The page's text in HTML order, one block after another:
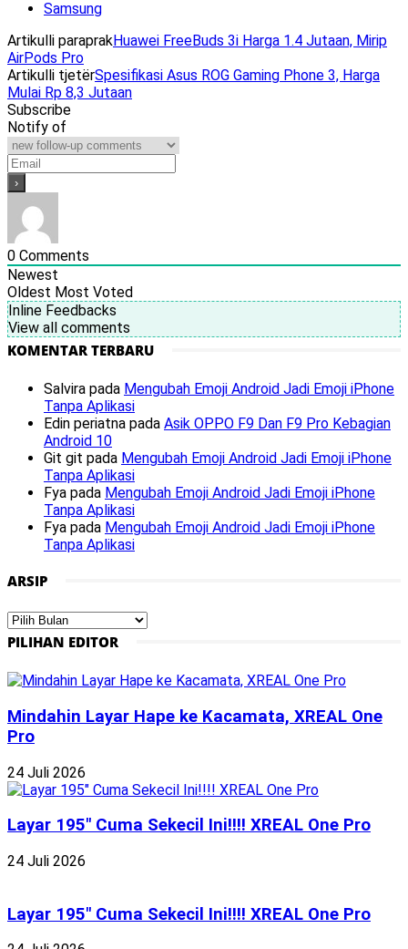
Samsung
Artikulli paraprakHuawei FreeBuds 3i Harga 1.4 Jutaan, Mirip
AirPods Pro
Artikulli tjetërSpesifikasi Asus ROG Gaming Phone 3, Harga
Mulai Rp 8,3 Jutaan
Subscribe
Notify of
0 Comments
Newest
Oldest Most Voted
Inline Feedbacks
View all comments
KOMENTAR TERBARU
Salvira pada Mengubah Emoji Android Jadi Emoji iPhone
Tanpa Aplikasi
Edin periatna pada Asik OPPO F9 Dan F9 Pro Kebagian
Android 10
Git git pada Mengubah Emoji Android Jadi Emoji iPhone
Tanpa Aplikasi
Fya pada Mengubah Emoji Android Jadi Emoji iPhone
Tanpa Aplikasi
Fya pada Mengubah Emoji Android Jadi Emoji iPhone
Tanpa Aplikasi
ARSIP
Arsip
PILIHAN EDITOR
Mindahin Layar Hape ke Kacamata, XREAL One
Pro
24 Juli 2026
Layar 195″ Cuma Sekecil Ini!!!! XREAL One Pro
24 Juli 2026
Layar 195″ Cuma Sekecil Ini!!!! XREAL One Pro